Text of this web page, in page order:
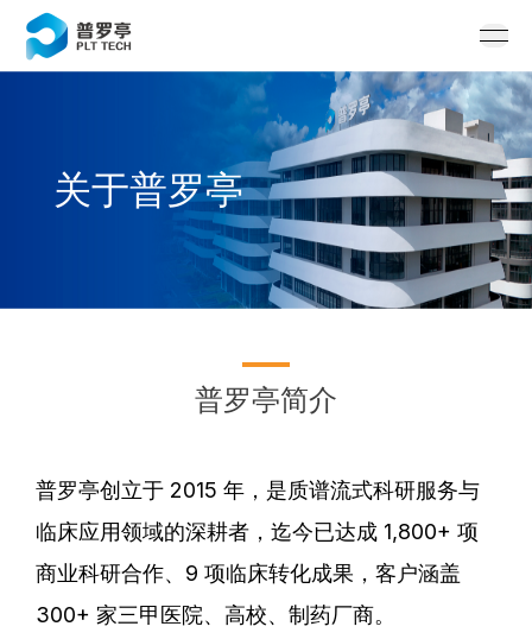
关于普罗亭
普罗亭简介
普罗亭创立于 2015 年，是质谱流式科研服务与
临床应用领域的深耕者，迄今已达成 1,800+ 项
商业科研合作、9 项临床转化成果，客户涵盖
300+ 家三甲医院、高校、制药厂商。